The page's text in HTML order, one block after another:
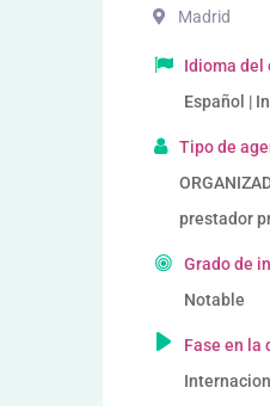
Madrid
Idioma del
Español |
Tipo de
prestador
Grado de
Notable
Fase en la